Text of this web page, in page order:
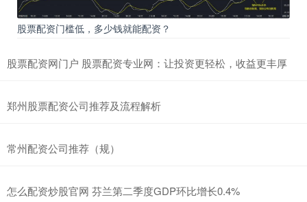
股票配资门槛低，多少钱就能配资？
股票配资网门户 股票配资专业网：让投资更轻松，收益更丰厚
郑州股票配资公司推荐及流程解析
常州配资公司推荐（规）
怎么配资炒股官网 芬兰第二季度GDP环比增长0.4%